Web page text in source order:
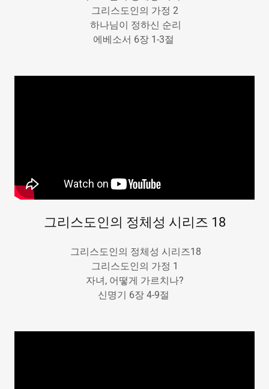
그리스도인의 가정 2
하나님이 정하신 순리
에베소서 6장 1-3절
그리스도인의 정체성 시리즈 18
그리스도인의 정체성 시리즈18
그리스도인의 가정 1
자녀, 어떻게 가르치나?
신명기 6장 4-9절